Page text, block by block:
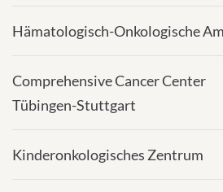
Hämatologisch-Onkologische
Comprehensive Cancer Center
Tübingen-Stuttgart
Kinderonkologisches Zentrum